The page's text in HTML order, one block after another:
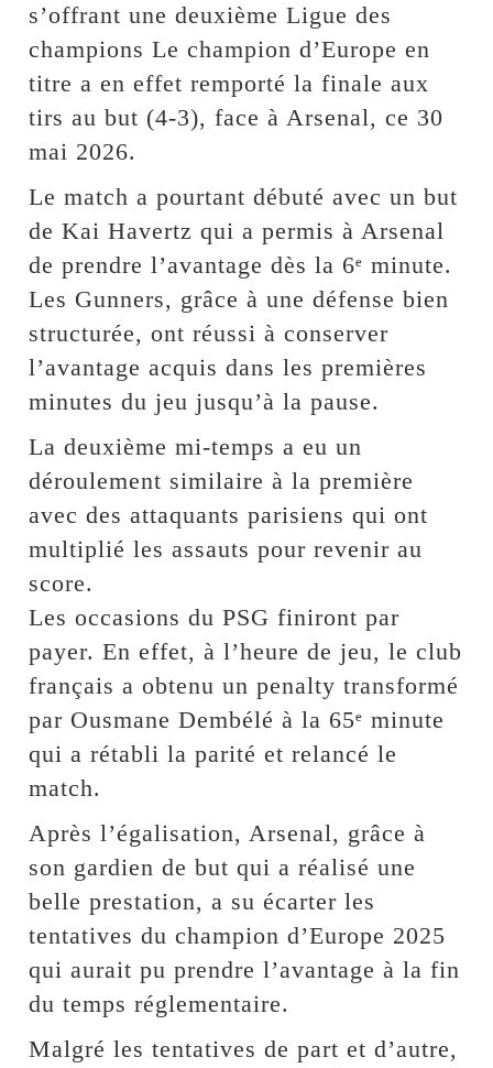
s’offrant une deuxième Ligue des
champions Le champion d’Europe en
titre a en effet remporté la finale aux
tirs au but (4-3), face à Arsenal, ce 30
mai 2026.
Le match a pourtant débuté avec un but
de Kai Havertz qui a permis à Arsenal
de prendre l’avantage dès la 6ᵉ minute.
Les Gunners, grâce à une défense bien
structurée, ont réussi à conserver
l’avantage acquis dans les premières
minutes du jeu jusqu’à la pause.
La deuxième mi-temps a eu un
déroulement similaire à la première
avec des attaquants parisiens qui ont
multiplié les assauts pour revenir au
score.
Les occasions du PSG finiront par
payer. En effet, à l’heure de jeu, le club
français a obtenu un penalty transformé
par Ousmane Dembélé à la 65ᵉ minute
qui a rétabli la parité et relancé le
match.
Après l’égalisation, Arsenal, grâce à
son gardien de but qui a réalisé une
belle prestation, a su écarter les
tentatives du champion d’Europe 2025
qui aurait pu prendre l’avantage à la fin
du temps réglementaire.
Malgré les tentatives de part et d’autre,